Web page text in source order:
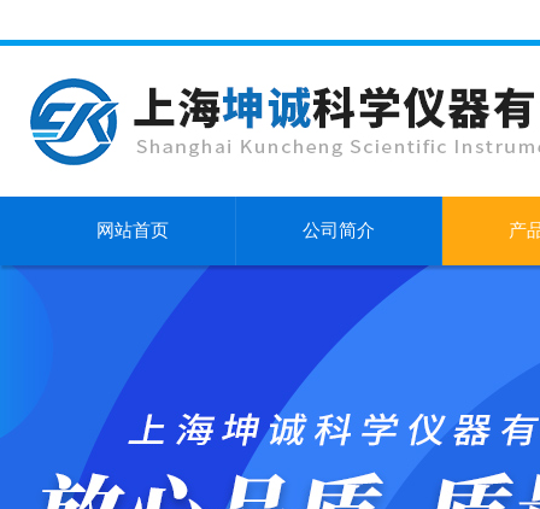
网站首页 公司简介 产